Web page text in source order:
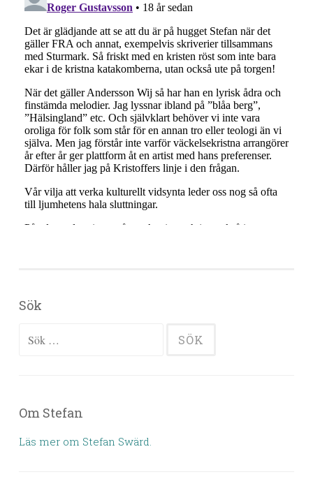
Sök
Sök efter:
Om Stefan
Läs mer om Stefan Swärd.